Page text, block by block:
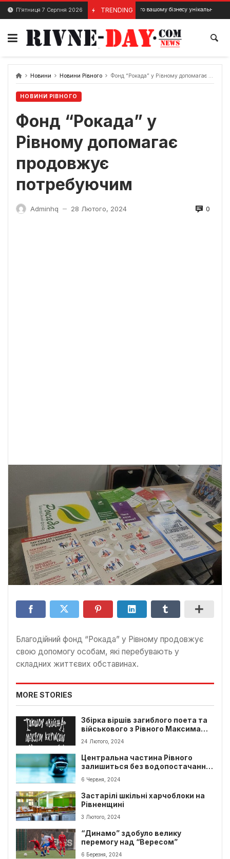
Skip
content
П’ятниця 7 Серпня 2026 TRENDING
1 Грудня, 2023 УТП: для чого вашому бізнесу унікальна торгова
Новини Новини Рівного Фонд “Рокада” у Рівному допомагає продовжує потребуючим
НОВИНИ РІВНОГО
Фонд “Рокада” у
Рівному допомагає
продовжує
потребуючим
Adminhq — 28 Лютого, 2024 0
Благодійний фонд “Рокада” у Рівному продовжує
свою допомогу особам, які перебувають у
складних життєвих обставинах.
MORE STORIES
Збірка віршів загиблого поета та
військового з Рівного Максима
Кривцова вийшла друком у
Польщі
24 Лютого, 2024
Центральна частина Рівного
залишиться без водопостачання
6 Червня, 2024
Застарілі шкільні харчоблоки на
Рівненщині
3 Лютого, 2024
“Динамо” здобуло велику
перемогу над “Вересом”
6 Березня, 2024